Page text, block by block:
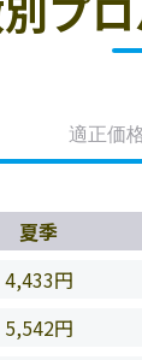
適正価
夏季
4,433円
5,542円